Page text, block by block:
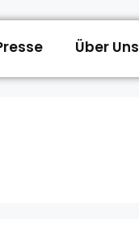
Über Uns